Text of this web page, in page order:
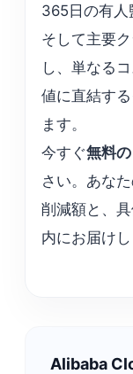
365日の有人
そして主要
し、単なる
値に直結す
ます。
今すぐ無料
さい。あな
削減額と、
内にお届けし
Alibaba